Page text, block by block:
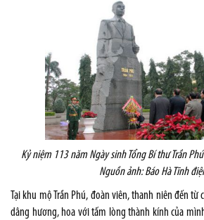
Kỷ niệm 113 năm Ngày sinh Tổng Bí thư Trần
Nguồn ảnh: Báo Hà Tĩnh
Tại khu mộ Trần Phú, đoàn viên, thanh niên đến từ
dâng hương, hoa với tấm lòng thành kính của